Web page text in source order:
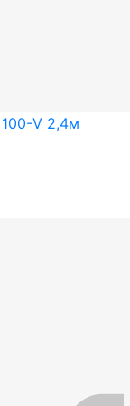
V 2,4м